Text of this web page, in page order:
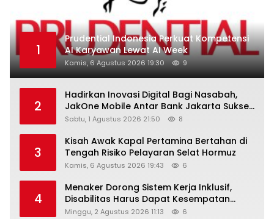
1
Prudential Indonesia Perkuat Kompetensi
AI Karyawan Lewat AI Week
Kamis, 6 Agustus 2026 19:30 9
2
Hadirkan Inovasi Digital Bagi Nasabah,
JakOne Mobile Antar Bank Jakarta Sukses
Raih Digital Excellence Awards 2026
Sabtu, 1 Agustus 2026 21:50 8
3
Kisah Awak Kapal Pertamina Bertahan di
Tengah Risiko Pelayaran Selat Hormuz
Kamis, 6 Agustus 2026 19:43 6
4
Menaker Dorong Sistem Kerja Inklusif,
Disabilitas Harus Dapat Kesempatan
Setara
Minggu, 2 Agustus 2026 11:13 6